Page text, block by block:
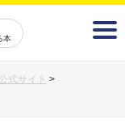
本
式サイト >